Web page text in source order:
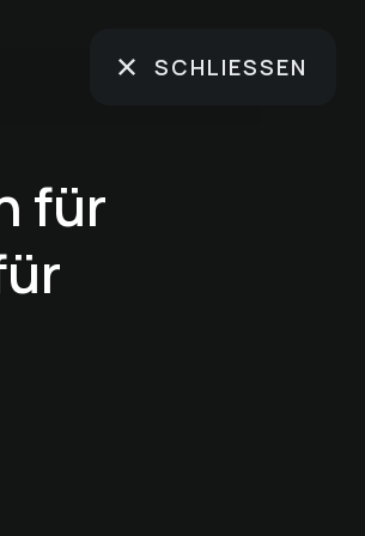
SCHLIESSEN
für